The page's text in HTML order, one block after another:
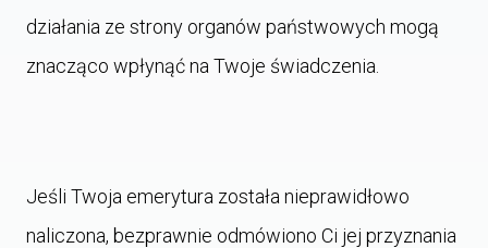
działania ze strony organów państwowych mogą
znacząco wpłynąć na Twoje świadczenia.
Jeśli Twoja emerytura została nieprawidłowo
naliczona, bezprawnie odmówiono Ci jej przyznania